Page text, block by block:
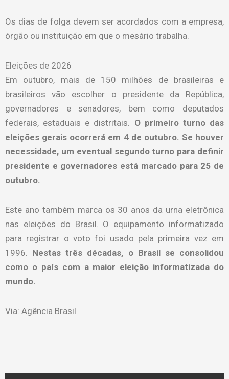
Os dias de folga devem ser acordados com a empresa,
órgão ou instituição em que o mesário trabalha.
Eleições de 2026
Em outubro, mais de 150 milhões de brasileiras e
brasileiros vão escolher o presidente da República,
governadores e senadores, bem como deputados
federais, estaduais e distritais. O primeiro turno das
eleições gerais ocorrerá em 4 de outubro. Se houver
necessidade, um eventual segundo turno para definir
presidente e governadores está marcado para 25 de
outubro.
Este ano também marca os 30 anos da urna eletrônica
nas eleições do Brasil. O equipamento informatizado
para registrar o voto foi usado pela primeira vez em
1996. Nestas três décadas, o Brasil se consolidou
como o país com a maior eleição informatizada do
mundo.
Via: Agência Brasil